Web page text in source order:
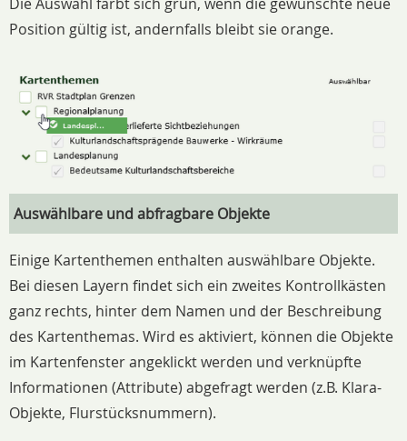
Position gültig ist, andernfalls bleibt sie orange.
Auswählbare und abfragbare Objekte
Einige Kartenthemen enthalten auswählbare Objekte.
Bei diesen Layern findet sich ein zweites Kontrollkästen
ganz rechts, hinter dem Namen und der Beschreibung
des Kartenthemas. Wird es aktiviert, können die Objekte
im Kartenfenster angeklickt werden und verknüpfte
Informationen (Attribute) abgefragt werden (z.B. Klara-
Objekte, Flurstücksnummern).